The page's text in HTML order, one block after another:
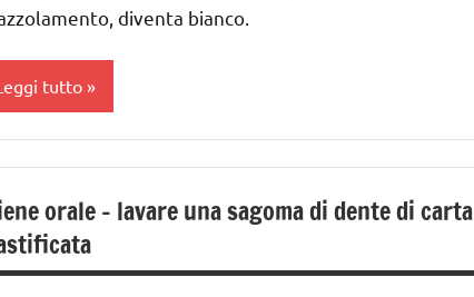
GLI
diventa bianco.
tutto
0
orale – lavare una sagoma di dente di carta